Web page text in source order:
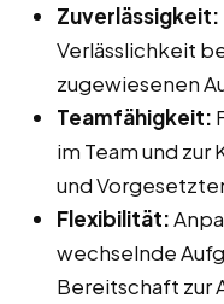
Zuverlässigkeit:
Verlässlichkeit
zugewiesenen
Teamfähigkeit:
im Team und
und
Flexibilität:
wechselnde
Bereitschaft zur